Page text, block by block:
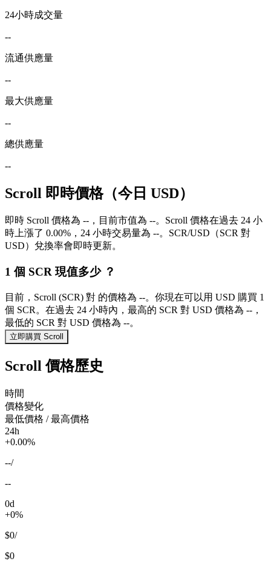
24小時成交量
--
流通供應量
--
最大供應量
--
總供應量
--
Scroll 即時價格（今日 USD）
即時 Scroll 價格為 --，目前市值為 --。Scroll 價格在過去 24 小
時上漲了 0.00%，24 小時交易量為 --。SCR/USD（SCR 對
USD）兌換率會即時更新。
1 個 SCR 現值多少 ？
目前，Scroll (SCR) 對 的價格為 --。你現在可以用 USD 購買 1
個 SCR。在過去 24 小時內，最高的 SCR 對 USD 價格為 --，
最低的 SCR 對 USD 價格為 --。
立即購買 Scroll
Scroll 價格歷史
時間
價格變化
最低價格 / 最高價格
24h
+0.00%
--/
--
0d
+0%
$0/
$0